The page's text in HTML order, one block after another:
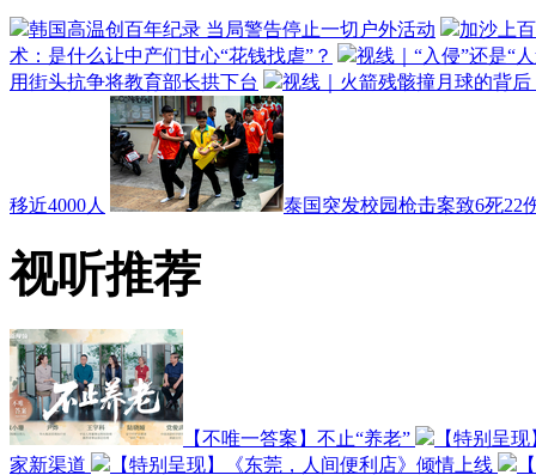
韩国高温创百年纪录 当局警告停止一切户外活动
加沙上
术：是什么让中产们甘心“花钱找虐”？
视线｜“入侵”还是“
用街头抗争将教育部长拱下台
视线｜火箭残骸撞月球的背
移近4000人 泰国突发校园枪击案致6死22
视听推荐
【不唯一答案】不止“养老”
【特别呈
家新渠道
【特别呈现】《东莞，人间便利店》倾情上线